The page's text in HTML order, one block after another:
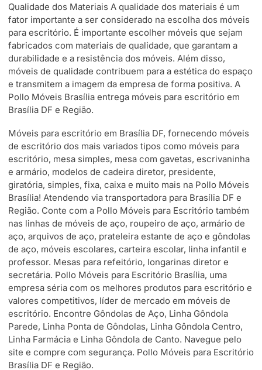
Qualidade dos Materiais A qualidade dos materiais é um
fator importante a ser considerado na escolha dos móveis
para escritório. É importante escolher móveis que sejam
fabricados com materiais de qualidade, que garantam a
durabilidade e a resistência dos móveis. Além disso,
móveis de qualidade contribuem para a estética do espaço
e transmitem a imagem da empresa de forma positiva. A
Pollo Móveis Brasília entrega móveis para escritório em
Brasília DF e Região.
Móveis para escritório em Brasília DF, fornecendo móveis
de escritório dos mais variados tipos como móveis para
escritório, mesa simples, mesa com gavetas, escrivaninha
e armário, modelos de cadeira diretor, presidente,
giratória, simples, fixa, caixa e muito mais na Pollo Móveis
Brasília! Atendendo via transportadora para Brasília DF e
Região. Conte com a Pollo Móveis para Escritório também
nas linhas de móveis de aço, roupeiro de aço, armário de
aço, arquivos de aço, prateleira estante de aço e gôndolas
de aço, móveis escolares, carteira escolar, linha infantil e
professor. Mesas para refeitório, longarinas diretor e
secretária. Pollo Móveis para Escritório Brasília, uma
empresa séria com os melhores produtos para escritório e
valores competitivos, líder de mercado em móveis de
escritório. Encontre Gôndolas de Aço, Linha Gôndola
Parede, Linha Ponta de Gôndolas, Linha Gôndola Centro,
Linha Farmácia e Linha Gôndola de Canto. Navegue pelo
site e compre com segurança. Pollo Móveis para Escritório
Brasília DF e Região.